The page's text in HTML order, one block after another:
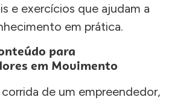
e exercícios que ajudam a
em prática.
para
em Movimento
de um empreendedor,